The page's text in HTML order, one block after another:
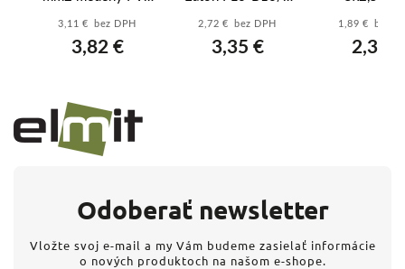
čierny - 5-žilový
výkonné varné
3,11 € bez DPH
3,82 €
10A B 6kA
Moeller
2,72 € bez DPH
3,35 €
medený
prívod pre
1,89 € bez
2,33 €
Odoberať newsletter
Vložte svoj e-mail a my Vám budeme zasielať informácie
o nových produktoch na našom e-shope.